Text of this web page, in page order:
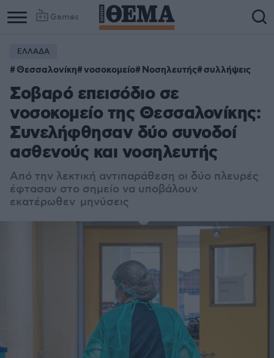
Games
ΕΛΛΑΔΑ
Θεσσαλονίκη νοσοκομείο Νοσηλευτής συλλήψεις
Σοβαρό επεισόδιο σε
νοσοκομείο της Θεσσαλονίκης:
Συνελήφθησαν δύο συνοδοί
ασθενούς και νοσηλευτής
Από την λεκτική αντιπαράθεση οι δύο πλευρές
έφτασαν στο σημείο να υποβάλουν
εκατέρωθεν μηνύσεις